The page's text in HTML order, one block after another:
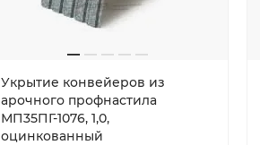
Укрытие конвейеров из
арочного профнастила
МП35ПГ-1076, 1,0,
оцинкованный